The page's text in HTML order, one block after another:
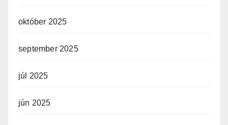
október 2025
september 2025
júl 2025
jún 2025